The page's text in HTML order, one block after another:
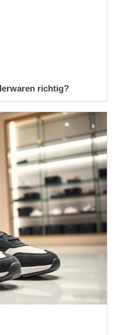
richtig?